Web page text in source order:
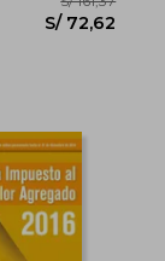
55%
dcto.